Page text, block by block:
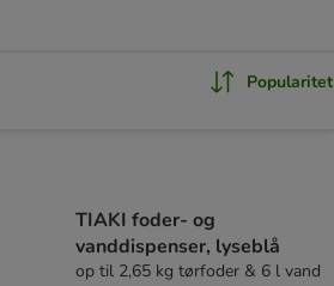
Popularitet
TIAKI foder- og
vanddispenser, lyseblå
op til 2,65 kg tørfoder & 6 l vand